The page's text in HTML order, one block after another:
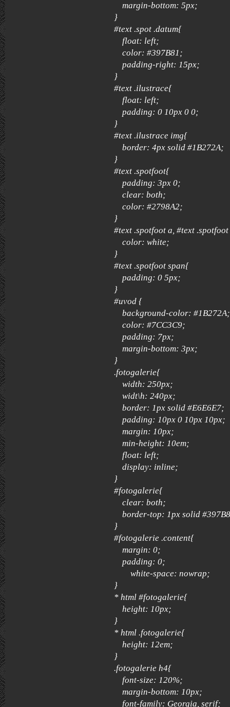
margin-bottom: 5px;
}
#text .spot .datum{
float: left;
color: #397B81;
padding-right: 15px;
}
#text .ilustrace{
float: left;
padding: 0 10px 0 0;
}
#text .ilustrace img{
border: 4px solid #1B272A;
}
#text .spotfoot{
padding: 3px 0;
clear: both;
color: #2798A2;
}
#text .spotfoot a, #text
color: white;
}
#text .spotfoot span{
padding: 0 5px;
}
#uvod {
background-color: #1B272A;
color: #7CC3C9;
padding: 7px;
margin-bottom: 3px;
}
.fotogalerie{
width: 250px;
widt\h: 240px;
border: 1px solid #E6E6E7;
padding: 10px 0 10px 10px;
margin: 10px;
min-height: 10em;
float: left;
display: inline;
}
#fotogalerie{
clear: both;
border-top: 1px solid
}
#fotogalerie .content{
margin: 0;
padding: 0;
white-space: nowrap;
}
* html #fotogalerie{
height: 10px;
}
* html .fotogalerie{
height: 12em;
}
.fotogalerie h4{
font-size: 120%;
margin-bottom: 10px;
font-family: Georgia, serif;